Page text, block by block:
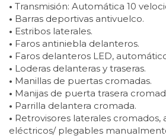
• Transmisión: Automática 10
• Barras deportivas antivuelco.
• Estribos laterales.
• Faros antiniebla delanteros.
• Faros delanteros LED,
• Loderas delanteras y traseras.
• Manillas de puertas cromadas.
• Manijas de puerta trasera
• Parrilla delantera cromada.
• Retrovisores laterales cromados,
eléctricos/ plegables